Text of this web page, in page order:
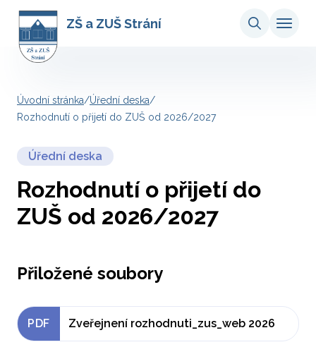
ZŠ a ZUŠ Strání
Úvodní stránka/Úřední deska/
Rozhodnutí o přijetí do ZUŠ od 2026/2027
Úřední deska
Rozhodnutí o přijetí do
ZUŠ od 2026/2027
Přiložené soubory
PDF Zveřejnení rozhodnuti_zus_web 2026